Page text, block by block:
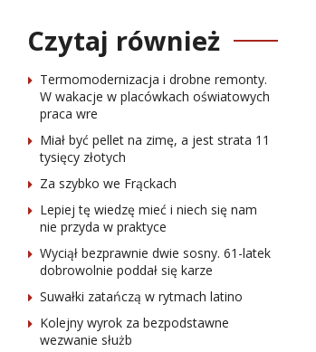
Czytaj również
Termomodernizacja i drobne remonty.
W wakacje w placówkach oświatowych
praca wre
Miał być pellet na zimę, a jest strata 11
tysięcy złotych
Za szybko we Frąckach
Lepiej tę wiedzę mieć i niech się nam
nie przyda w praktyce
Wyciął bezprawnie dwie sosny. 61-latek
dobrowolnie poddał się karze
Suwałki zatańczą w rytmach latino
Kolejny wyrok za bezpodstawne
wezwanie służb